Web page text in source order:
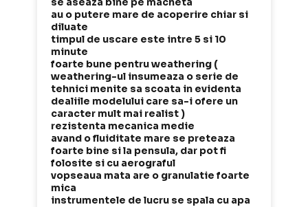
au o putere mare de acoperire chiar si
diluate
timpul de uscare este intre 5 si 10
minute
foarte bune pentru weathering (
weathering-ul insumeaza o serie de
tehnici menite sa scoata in evidenta
dealiile modelului care sa-i ofere un
caracter mult mai realist )
rezistenta mecanica medie
avand o fluiditate mare se preteaza
foarte bine si la pensula, dar pot fi
folosite si cu aerograful
vopseaua mata are o granulatie foarte
mica
instrumentele de lucru se spala cu apa